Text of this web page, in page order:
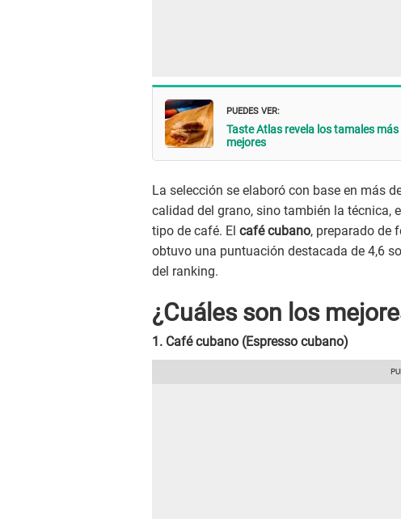
PUEDES VER:
Taste Atlas revela los tamales
mejores
La selección se elaboró con base en más
calidad del grano, sino también la técnica,
tipo de café. El café cubano, preparado de
obtuvo una puntuación destacada de 4,6
del ranking.
¿Cuáles son los
1. Café cubano (Espresso cubano)